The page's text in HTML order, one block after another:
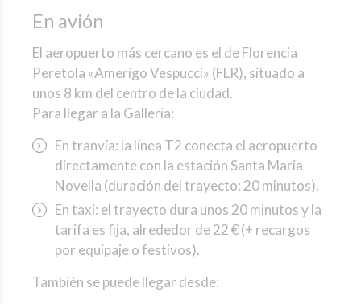
En avión
El aeropuerto más cercano es el de Florencia
Peretola «Amerigo Vespucci» (FLR), situado a
unos 8 km del centro de la ciudad.
Para llegar a la Galleria:
En tranvía: la línea T2 conecta el aeropuerto
directamente con la estación Santa Maria
Novella (duración del trayecto: 20 minutos).
En taxi: el trayecto dura unos 20 minutos y la
tarifa es fija, alrededor de 22 € (+ recargos
por equipaje o festivos).
También se puede llegar desde: